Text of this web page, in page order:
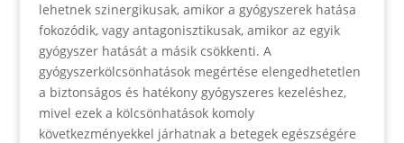
lehetnek szinergikusak, amikor a gyógyszerek hatása
fokozódik, vagy antagonisztikusak, amikor az egyik
gyógyszer hatását a másik csökkenti. A
gyógyszerkölcsönhatások megértése elengedhetetlen
a biztonságos és hatékony gyógyszeres kezeléshez,
mivel ezek a kölcsönhatások komoly
következményekkel járhatnak a betegek egészségére